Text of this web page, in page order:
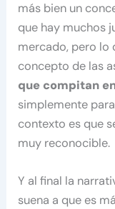
más bien un
que hay muchos
mercado, pero lo
concepto de las
que compitan
simplemente
contexto es que
muy reconocible.
Y al final la
suena a que es